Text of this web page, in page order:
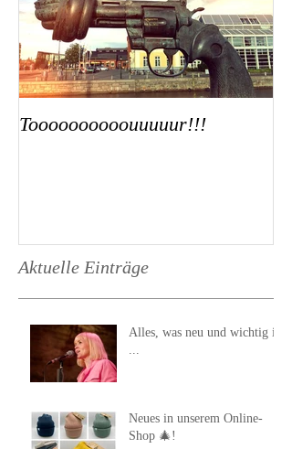
Toooooooooouuuuur!!!
Aktuelle Einträge
Alles, was neu und wichtig ist
...
Neues in unserem Online-
Shop 🎄!